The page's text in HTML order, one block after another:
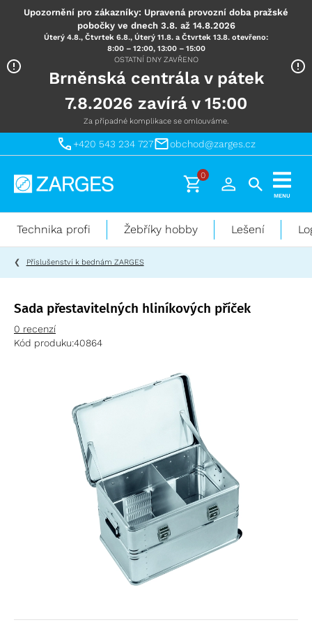
Upozornění pro zákazníky: Upravená provozní doba pražské
pobočky ve dnech 3.8. až 14.8.2026
Úterý 4.8., Čtvrtek 6.8., Úterý 11.8. a Čtvrtek 13.8. otevřeno:
8:00 – 12:00, 13:00 – 15:00
OSTATNÍ DNY ZAVŘENO
Brněnská centrála v pátek
7.8.2026 zavírá v 15:00
Za případné komplikace se omlouváme.
+420 543 234 727 obchod@zarges.cz
Technika
práci
výškách
0
MENU
Technika profi Žebříky hobby Lešení
Příslušenství k bednám ZARGES
Sada přestavitelných hliníkových příček
0 recenzí
Kód produku:40864